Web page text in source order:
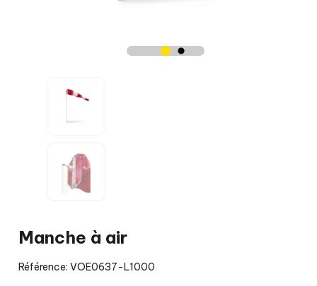
Manche à air
Référence: VOE0637-L1000